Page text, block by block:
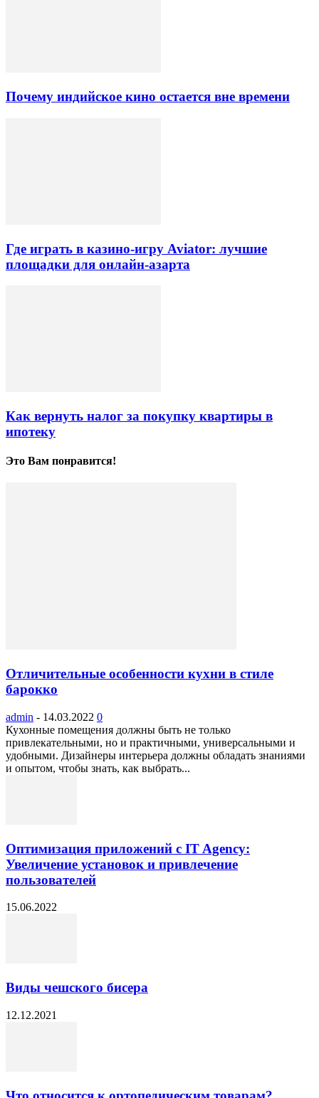
Почему индийское кино остается вне времени
Где играть в казино-игру Aviator: лучшие
площадки для онлайн-азарта
Как вернуть налог за покупку квартиры в
ипотеку
Это Вам понравится!
Отличительные особенности кухни в стиле
барокко
admin - 14.03.2022 0
Кухонные помещения должны быть не только
привлекательными, но и практичными, универсальными и
удобными. Дизайнеры интерьера должны обладать знаниями
и опытом, чтобы знать, как выбрать...
Оптимизация приложений с IT Agency:
Увеличение установок и привлечение
пользователей
15.06.2022
Виды чешского бисера
12.12.2021